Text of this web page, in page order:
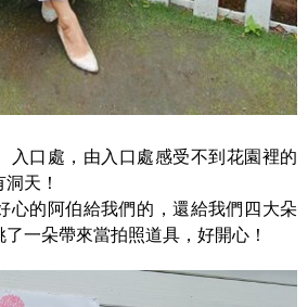
入口處，由入口處感受不到花園裡的
天！
心的阿伯給我們的，還給我們四大朵
一朵帶來當拍照道具，好開心！